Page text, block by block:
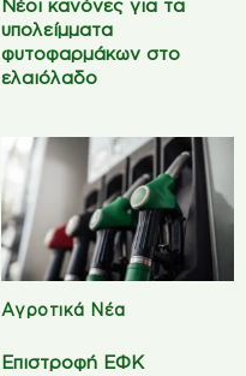
Νέοι κανόνες για τα
υπολείμματα
φυτοφαρμάκων στο
ελαιόλαδο
Αγροτικά Νέα
Επιστροφή ΕΦΚ